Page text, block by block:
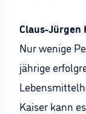
Claus-Jürgen
Nur wenige
jährige
Kaiser kann